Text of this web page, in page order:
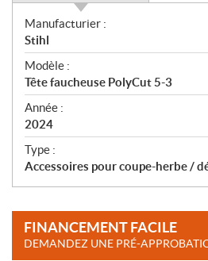
S
p
é
c
i
f
i
c
a
o
n
s
Manufacturier :
Stihl
Modèle :
Tête faucheuse PolyCut 5-3
Année :
2024
Type :
Accessoires pour coupe-herbe /
FINANCEMENT FACILE
DEMANDEZ UNE PRÉ-